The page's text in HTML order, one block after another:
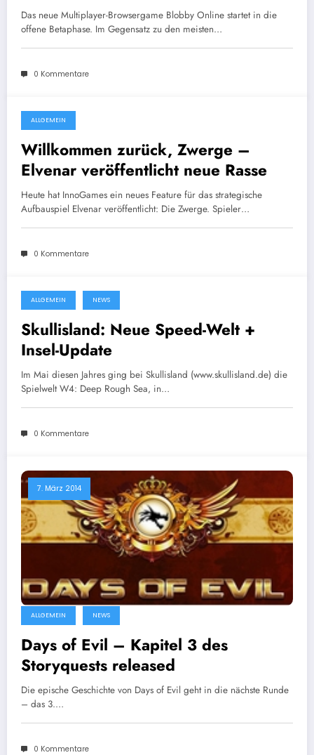
Betaphase!
Das neue Multiplayer-Browsergame Blobby Online startet in die
offene Betaphase. Im Gegensatz zu den meisten…
0 Kommentare
7. Oktober 2015
ALLGEMEIN
Willkommen zurück, Zwerge –
Elvenar veröffentlicht neue Rasse
Heute hat InnoGames ein neues Feature für das strategische
Aufbauspiel Elvenar veröffentlicht: Die Zwerge. Spieler…
0 Kommentare
1. Juli 2014
ALLGEMEIN NEWS
Skullisland: Neue Speed-Welt +
Insel-Update
Im Mai diesen Jahres ging bei Skullisland (www.skullisland.de) die
Spielwelt W4: Deep Rough Sea, in…
0 Kommentare
7. März 2014
ALLGEMEIN NEWS
Days of Evil – Kapitel 3 des
Storyquests released
Die epische Geschichte von Days of Evil geht in die nächste Runde
– das 3.…
0 Kommentare